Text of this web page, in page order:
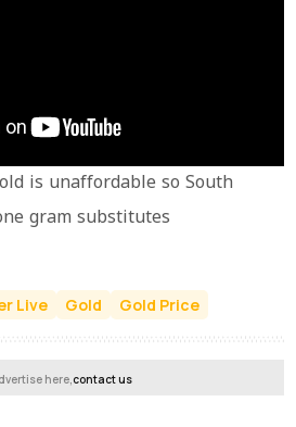
is unaffordable so South
gram substitutes
Live Gold Gold Price
here,contact us